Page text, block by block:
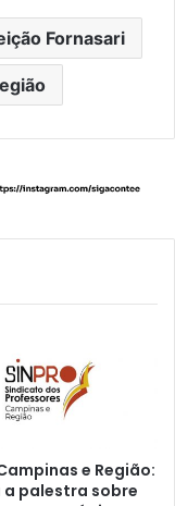
Fornasari
e Região:
a palestra sobre